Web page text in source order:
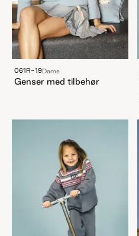
061R-19Dame
Genser med tilbehør